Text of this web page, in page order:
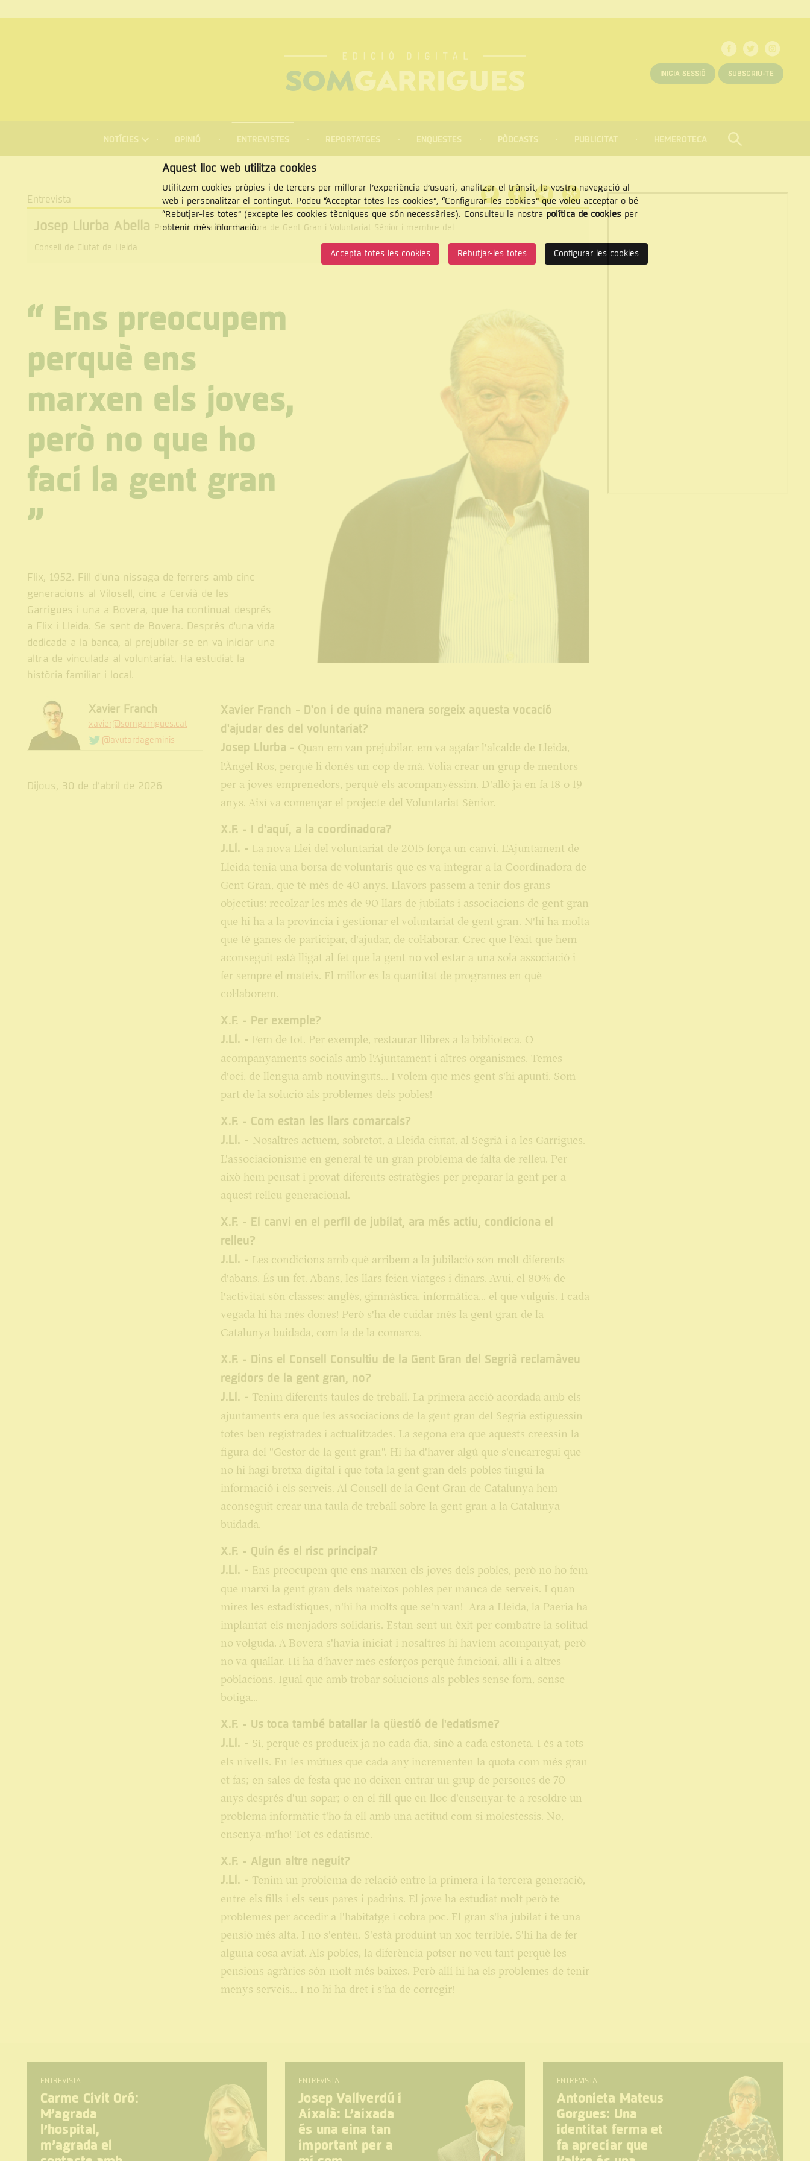
INICIA SESSIÓ SUBSCRIU-TE
NOTÍCIES OPINIÓ ENTREVISTES REPORTATGES ENQUESTES PÒDCASTS PUBLICITAT HEMEROTECA CERCAR
CERCAR
Entrevista
Josep Llurba Abella President de la Coordinadora de Gent Gran i Voluntariat Sènior i membre del
Consell de Ciutat de Lleida
“ Ens preocupem
perquè ens
marxen els joves,
però no que ho
faci la gent gran
”
Flix, 1952. Fill d'una nissaga de ferrers amb cinc
generacions al Vilosell, cinc a Cervià de les
Garrigues i una a Bovera, que ha continuat després
a Flix i Lleida. Se sent de Bovera. Després d'una vida
dedicada a la banca, al prejubilar-se en va iniciar una
altra de vinculada al voluntariat. Ha estudiat la
història familiar i local.
Xavier Franch
xavier@somgarrigues.cat
@avutardageminis
Dijous, 30 de d’abril de 2026
Xavier Franch - D'on i de quina manera sorgeix aquesta vocació
d'ajudar des del voluntariat?
Josep Llurba - Quan em van prejubilar, em va agafar l'alcalde de Lleida,
l'Àngel Ros, perquè li donés un cop de mà. Volia crear un grup de mentors
per a joves emprenedors, perquè els acompanyéssim. D'allò ja en fa 18 o 19
anys. Així va començar el projecte del Voluntariat Sènior.
X.F. - I d'aquí, a la coordinadora?
J.Ll. - La nova Llei del voluntariat de 2015 força un canvi. L'Ajuntament de
Lleida tenia una borsa de voluntaris que es va integrar a la Coordinadora de
Gent Gran, que té més de 40 anys. Llavors passem a tenir dos grans
objectius: recolzar les més de 90 llars de jubilats i associacions de gent gran
que hi ha a la província i gestionar el voluntariat de gent gran. N'hi ha molta
que té ganes de participar, d'ajudar, de col·laborar. Crec que l'èxit que hem
aconseguit està lligat al fet que la gent no vol estar a una sola associació i
fer sempre el mateix. El millor és la quantitat de programes en què
col·laborem.
X.F. - Per exemple?
J.Ll. - Fem de tot. Per exemple, restaurar llibres a la biblioteca. O
acompanyaments socials amb l'Ajuntament i altres organismes. Temes
d'oci, de llengua amb nouvinguts... I volem que més gent s'hi apunti. Som
part de la solució als problemes dels pobles!
X.F. - Com estan les llars comarcals?
J.Ll. - Nosaltres actuem, sobretot, a Lleida ciutat, al Segrià i a les Garrigues.
L'associacionisme en general té un gran problema de falta de relleu. Per
això hem pensat i provat diferents estratègies per preparar la gent per a
aquest relleu generacional.
X.F. - El canvi en el perfil de jubilat, ara més actiu, condiciona el
relleu?
J.Ll. - Les condicions amb què arribem a la jubilació són molt diferents
d'abans. És un fet. Abans, les llars feien viatges i dinars. Avui, el 80% de
l'activitat són classes: anglès, gimnàstica, informàtica... el que vulguis. I cada
vegada hi ha més dones! Però s'ha de cuidar més la gent gran de la
Catalunya buidada, com la de la comarca.
X.F. - Dins el Consell Consultiu de la Gent Gran del Segrià reclamàveu
regidors de la gent gran, no?
J.Ll. - Tenim diferents taules de treball. La primera acció acordada amb els
ajuntaments era que les associacions de la gent gran del Segrià estiguessin
totes ben registrades i actualitzades. La segona era que aquests creessin la
figura del "Gestor de la gent gran". Hi ha d'haver algú que s'encarregui que
no hi hagi bretxa digital i que tota la gent gran dels pobles tingui la
informació i els serveis. Al Consell de la Gent Gran de Catalunya hem
aconseguit crear una taula de treball sobre la gent gran a la Catalunya
buidada.
X.F. - Quin és el risc principal?
J.Ll. - Ens preocupem que ens marxen els joves dels pobles, però no ho fem
que marxi la gent gran dels mateixos pobles per manca de serveis. I quan
mires les estadístiques, n'hi ha molts que se'n van! Ara a Lleida, la Paeria ha
implantat els menjadors solidaris. Estan sent un èxit per combatre la solitud
no volguda. A Bovera s'havia iniciat i nosaltres hi havíem acompanyat, però
no va quallar. Hi ha d'haver més esforços perquè funcioni, allí i a altres
poblacions. Igual que amb trobar solucions als pobles sense forn, sense
botiga...
X.F. - Us toca també batallar la qüestió de l'edatisme?
J.Ll. - Sí, perquè es produeix ja no cada dia, sinó a cada estoneta. I és a tots
els nivells. En les mútues que cada any incrementen la quota com més gran
et fas; en sales de festa que no deixen entrar un grup de persones de 70
anys després d'un sopar; o en el fill que en lloc d'ensenyar-te a resoldre un
problema informàtic t'ho fa ell amb una actitud com si molestessis. No,
ensenya-m'ho! Tot és edatisme.
X.F. - Algun altre neguit?
J.Ll. - Tenim un problema de relació entre la primera i la tercera generació,
entre els fills i els seus pares i padrins. El jove ha estudiat molt però té
problemes per accedir a l'habitatge i cobra poc. El gran s'ha jubilat i té una
pensió més alta. I no s'entén. S'està produint un xoc terrible. S'hi ha de fer
alguna cosa aviat. Als pobles, la diferència potser no veu tant perquè les
pensions agràries són molt més baixes. Però allí hi ha els problemes de tenir
menys serveis... I no hi ha dret i s'ha de corregir!
ENTREVISTA
Carme Civit Oró:
M’agrada
l’hospital,
m’agrada el
ENTREVISTA
Josep Vallverdú i
Aixalà: L’aixada
és una eina tan
important per a
ENTREVISTA
Antonieta Mateus
Gorgues: Una
identitat ferma et
fa apreciar que
Aquest lloc web utilitza cookies
Utilitzem cookies pròpies i de tercers per millorar l’experiència d’usuari, analitzar el trànsit, la vostra navegació al
web i personalitzar el contingut. Podeu “Acceptar totes les cookies”, “Configurar les cookies” que voleu acceptar o bé
“Rebutjar-les totes” (excepte les cookies tècniques que són necessàries). Consulteu la nostra política de cookiesper
obtenir més informació.
Accepta totes les cookies Rebutjar-les totes Configurar les cookies